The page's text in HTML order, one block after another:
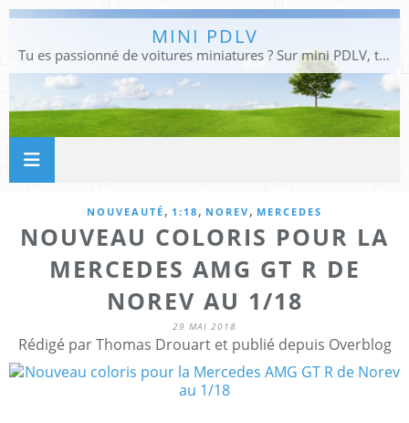
MINI PDLV
Tu es passionné de voitures miniatures ? Sur mini PDLV, tu trouveras les meilleurs bons plans pour acheter des voitures au 1:43, 1:18 ou 1:24. Tu pourras aussi découvrir des modèles de collection sous tous leurs angles. Pour ne rien louper de l'actualité des voitures miniatures, rejoins-nous !
NOUVEAUTÉ , 1:18 , NOREV , MERCEDES
NOUVEAU COLORIS POUR LA
MERCEDES AMG GT R DE
NOREV AU 1/18
29 MAI 2018
Rédigé par Thomas Drouart et publié depuis Overblog